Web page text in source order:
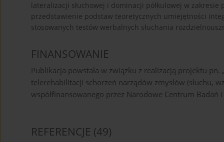
lateralizacji słuchowej i dominacji półkulowej w zakresie
przedstawienie podstaw teoretycznych umiejętności
stosowanych testów werbalnych słuchania
FINANSOWANIE
Publikacja powstała w związku z realizacją projektu
telerehabilitacji schorzeń narządów zmysłów (słuchu,
współfinansowanego przez Narodowe Centrum Badań
REFERENCJE (49)